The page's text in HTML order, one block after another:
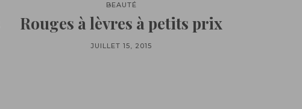
BEAUTÉ
Rouges à lèvres à petits prix
JUILLET 15, 2015